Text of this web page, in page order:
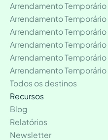
Arrendamento Temporário
Arrendamento Temporário
Arrendamento
Arrendamento Temporário
Arrendamento Temporário
Arrendamento Temporário
Todos os destinos
Recursos
Blog
Relatórios
Newsletter